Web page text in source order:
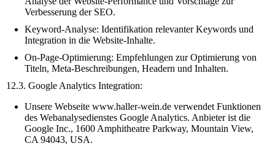
Verbesserung der SEO.
Keyword-Analyse: Identifikation relevanter Keywords und
Integration in die Website-Inhalte.
On-Page-Optimierung: Empfehlungen zur Optimierung von
Titeln, Meta-Beschreibungen, Headern und Inhalten.
12.3. Google Analytics Integration:
Unsere Webseite www.haller-wein.de verwendet Funktionen
des Webanalysedienstes Google Analytics. Anbieter ist die
Google Inc., 1600 Amphitheatre Parkway, Mountain View,
CA 94043, USA.